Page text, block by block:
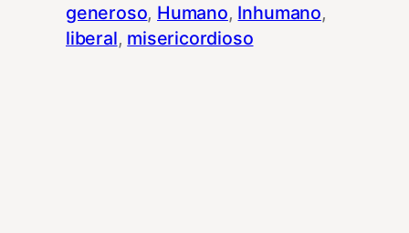
generoso, Humano, Inhumano
liberal, misericordioso